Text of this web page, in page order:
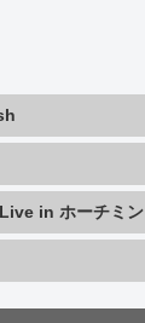
in ホーチミン